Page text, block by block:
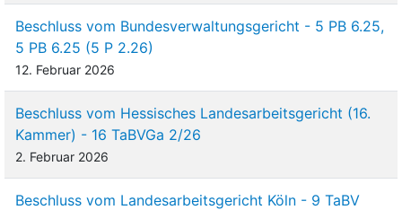
Beschluss vom Bundesverwaltungsgericht - 5 PB 6.25,
5 PB 6.25 (5 P 2.26)
12. Februar 2026
Beschluss vom Hessisches Landesarbeitsgericht (16.
Kammer) - 16 TaBVGa 2/26
2. Februar 2026
Beschluss vom Landesarbeitsgericht Köln - 9 TaBV